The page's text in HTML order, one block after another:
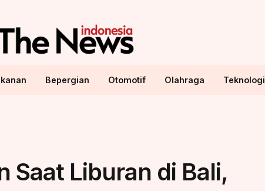
Bepergian Otomotif Olahraga Teknologi
Liburan di Bali,